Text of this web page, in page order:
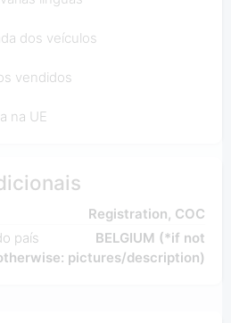
dos veículos
vendidos
na UE
Registration, COC
país
BELGIUM (*if not
pictures/description)